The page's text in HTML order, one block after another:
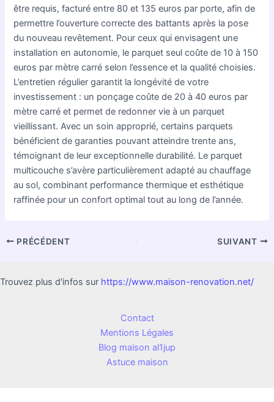
être requis, facturé entre 80 et 135 euros par porte, afin de
permettre l’ouverture correcte des battants après la pose
du nouveau revêtement. Pour ceux qui envisagent une
installation en autonomie, le parquet seul coûte de 10 à 150
euros par mètre carré selon l’essence et la qualité choisies.
L’entretien régulier garantit la longévité de votre
investissement : un ponçage coûte de 20 à 40 euros par
mètre carré et permet de redonner vie à un parquet
vieillissant. Avec un soin approprié, certains parquets
bénéficient de garanties pouvant atteindre trente ans,
témoignant de leur exceptionnelle durabilité. Le parquet
multicouche s’avère particulièrement adapté au chauffage
au sol, combinant performance thermique et esthétique
raffinée pour un confort optimal tout au long de l’année.
PRÉCÉDENT SUIVANT
Trouvez plus d'infos sur https://www.maison-renovation.net/
Contact
Mentions Légales
Blog maison al1jup
Astuce maison